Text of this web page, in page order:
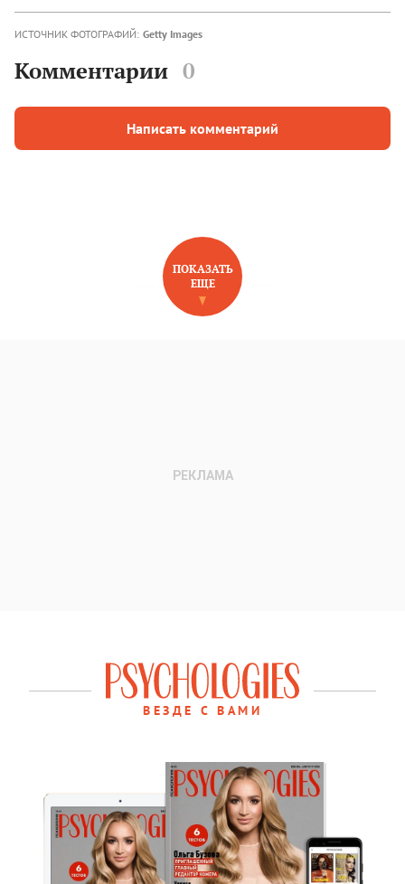
ИСТОЧНИК ФОТОГРАФИЙ: Getty Images
Комментарии 0
Написать комментарий
НОВОЕ НА САЙТЕ
ПОКАЗАТЬ
ЕЩЕ
ВЕЗДЕ С ВАМИ